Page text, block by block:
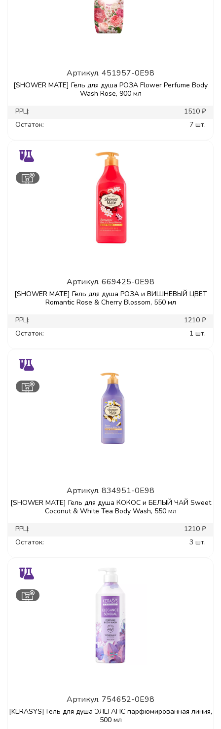
Артикул. 451957-0E98
[SHOWER MATE] Гель для душа РОЗА Flower Perfume Body
Wash Rose, 900 мл
РРЦ:
1510 ₽
Остаток:
7 шт.
Артикул. 669425-0E98
[SHOWER MATE] Гель для душа РОЗА и ВИШНЕВЫЙ ЦВЕТ
Romantic Rose & Cherry Blossom, 550 мл
РРЦ:
1210 ₽
Остаток:
1 шт.
Артикул. 834951-0E98
[SHOWER MATE] Гель для душа КОКОС и БЕЛЫЙ ЧАЙ Sweet
Coconut & White Tea Body Wash, 550 мл
РРЦ:
1210 ₽
Остаток:
3 шт.
Артикул. 754652-0E98
[KERASYS] Гель для душа ЭЛЕГАНС парфюмированная линия,
500 мл